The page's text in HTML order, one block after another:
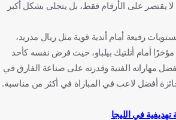
يقتصر على الأرقام فقط، بل يتجلى بشكل أكبر
رفيعة أمام أندية قوية مثل ريال مدريد،
أمام أتلتيك بيلباو، حيث فرض نفسه كأحد
مهاراته الفنية وقدرته على صناعة الفارق في
أفضل لاعب في المباراة في أكثر من مناسبة.
في الليجا